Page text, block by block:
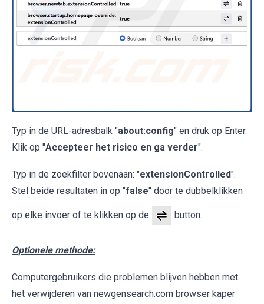
Typ in de URL-adresbalk "about:config" en druk op Enter.
Klik op "Accepteer het risico en ga verder".
Typ in de zoekfilter bovenaan: "extensionControlled".
Stel beide resultaten in op "false" door te dubbelklikken
op elke invoer of te klikken op de button.
Optionele methode:
Computergebruikers die problemen blijven hebben met
het verwijderen van newgensearch.com browser kaper